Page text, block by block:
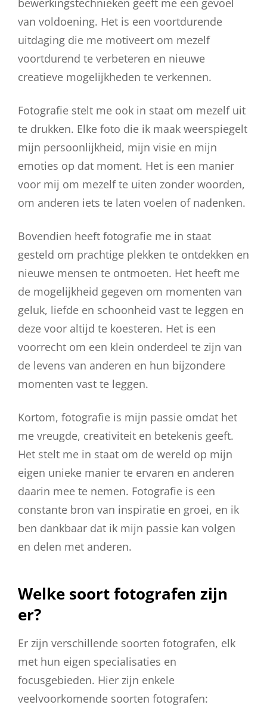
bewerkingstechnieken geeft me een gevoel
van voldoening. Het is een voortdurende
uitdaging die me motiveert om mezelf
voortdurend te verbeteren en nieuwe
creatieve mogelijkheden te verkennen.
Fotografie stelt me ook in staat om mezelf uit
te drukken. Elke foto die ik maak weerspiegelt
mijn persoonlijkheid, mijn visie en mijn
emoties op dat moment. Het is een manier
voor mij om mezelf te uiten zonder woorden,
om anderen iets te laten voelen of nadenken.
Bovendien heeft fotografie me in staat
gesteld om prachtige plekken te ontdekken en
nieuwe mensen te ontmoeten. Het heeft me
de mogelijkheid gegeven om momenten van
geluk, liefde en schoonheid vast te leggen en
deze voor altijd te koesteren. Het is een
voorrecht om een klein onderdeel te zijn van
de levens van anderen en hun bijzondere
momenten vast te leggen.
Kortom, fotografie is mijn passie omdat het
me vreugde, creativiteit en betekenis geeft.
Het stelt me in staat om de wereld op mijn
eigen unieke manier te ervaren en anderen
daarin mee te nemen. Fotografie is een
constante bron van inspiratie en groei, en ik
ben dankbaar dat ik mijn passie kan volgen
en delen met anderen.
Welke soort fotografen zijn
er?
Er zijn verschillende soorten fotografen, elk
met hun eigen specialisaties en
focusgebieden. Hier zijn enkele
veelvoorkomende soorten fotografen: